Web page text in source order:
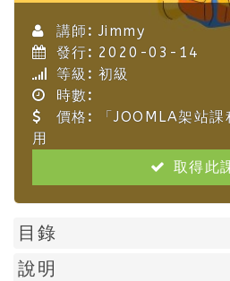
講師: Jimmy
發行: 2020-03-14
等級: 初級
時數:
價格: 「JOOMLA架站
用
取得此
目錄
說明